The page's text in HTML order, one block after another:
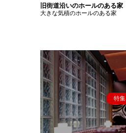
旧街道沿いのホールのある家
大きな気積のホールのある家
特集